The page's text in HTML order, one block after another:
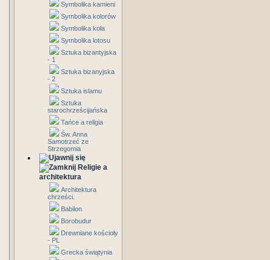
Symbolika kamieni
Symbolika kolorów
Symbolika koła
Symbolika lotosu
Sztuka bizantyjska
- 1
Sztuka bizanyjska
- 2
Sztuka islamu
Sztuka
starochrześcijańska
Tańce a religia
Św. Anna
Samotrzeć ze
Strzegomia
Religie a
architektura
Architektura
chrześci.
Babilon
Borobudur
Drewniane kościoły
- PL
Grecka świątynia